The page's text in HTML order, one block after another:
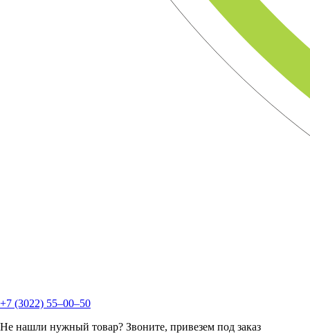
+7 (3022) 55‒00‒50
Не нашли нужный товар? Звоните, привезем под заказ